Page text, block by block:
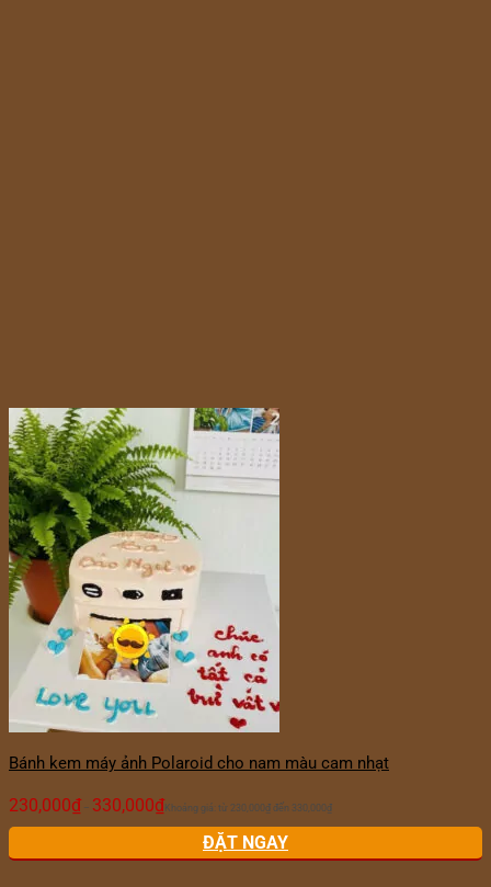
Bánh kem máy ảnh Polaroid cho nam màu cam nhạt
230,000₫ – 330,000₫ Khoảng giá: từ 230,000₫ đến 330,000₫
ĐẶT NGAY